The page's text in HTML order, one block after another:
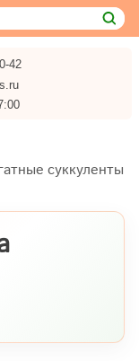
42
суккуленты